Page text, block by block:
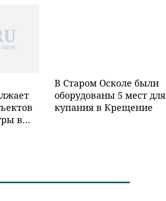
в
В Старом Осколе были
оборудованы 5 мест для
купания в Крещение